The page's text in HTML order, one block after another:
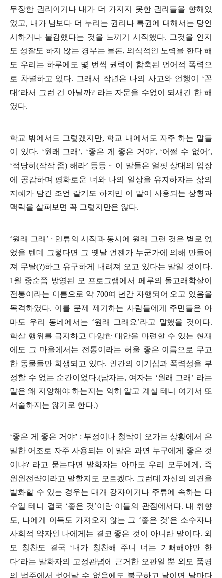
무장한 권리이거나 내가 더 가지지 못한 권리들을 향해있
었고, 내가 남보다 더 누리는 권리나 특권에 대해서는 당연
시하거나 불감했다는 것을 느끼기 시작했다. 그것을 인지
도 성찰도 하지 않는 경우는 물론, 의식적인 노력을 한다 해
도 우리는 하루에도 몇 번씩 권력이 함축된 언어적 폭력으
로 차별하고 있다. 그래서 작년은 나의 사고와 언행이 ‘꼰
대 ’라서 그런 건 아닐까? 라는 자문을 수없이 되새긴 한 해
였다.
학교 밖에서도 그렇겠지만, 학교 내에서도 자주 하는 말들
이 있다. ‘원래 그래 ’, ‘좋은 게 좋은 거야’, ‘어쩔 수 없어 ’,
‘적당히 (작작 좀) 해라’ 등등~ 이 말들은 얼핏 상대의 입장
에 공감하며 평화로운 너와 나의 일상을 유지하자는 삶의
지혜가 담긴 조언 같기도 하지만 이 말이 사용되는 상황과
맥락을 살펴보면 꼭 그렇지만은 않다.
‘원래 그래 ’ : 인류의 시작과 동시에 원래 그런 것은 별로 없
었을 텐데 그렇다면 그 옛날 언젠가 누군가에 의해 만들어
져 무탈(?)하고 유구하게 내려져 오고 있다는 말일 것이다.
1 월 중순쯤 방영된 모 프로그램에서 페루의 돌고래학살이
전통이라는 이름으로 약 700여 년간 자행되어 오고 있음을
목격하였다. 이를 문제 제기하는 사람들에게 주민들은 아
마도 우리 동네에서는 ‘원래 그래요’라고 말했을 것이다.
학살 행위를 금지하고 다양한 대안을 마련할 수 있는 현재
에도 그 마을에서는 전통이라는 허울 좋은 이름으로 무고
한 동물들만 희생되고 있다. 인간의 이기심과 폭력성을 부
정할 수 없는 순간이었다.(남자는, 여자는 ‘원래 그래 ’ 라는
말은 왜 지양해야 하는지는 익히 알고 계실 테니 여기서 또
서술하지는 않기로 한다.)
‘좋은 게 좋은 거야’ : 부정이나 청탁이 오가는 상황에서 은
밀한 어조로 자주 사용되는 이 말은 과연 누구에게 좋은 것
이냐? 라고 묻는다면 발화자는 아마도 우리 모두에게 , 즉
윈윈전략이라고 말할지도 모르겠다. 그런데 자신의 의견을
발화할 수 있는 경우는 대개 강자이거나 주류에 속하는 다
수일 테니 결국 ‘좋은 것’이란 이들의 관점에서다. 내 취향
도, 나에게 이득도 가져오지 않는 그 ‘좋은 것’은 소수자나
사회적 약자인 나에게는 결코 좋은 것이 아니란 말이다. 외
모 칭찬도 결국 ‘내가 칭찬해 주니 너는 기뻐해야만 한
다’라는 발화자의 고정관념에 근거한 오판일 뿐 외모 품평
의 범주에서 벗어날 수 없음에도 불구하고 날이면 날마다